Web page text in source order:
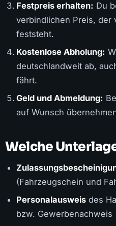
Festpreis erhalten: Du
verbindlichen Preis, der
feststeht.
Kostenlose Abholung:
deutschlandweit ab,
fährt.
Geld und Abmeldung:
auf Wunsch
Welche
(Fahrzeugschein und
Personalausweis des
bzw. Gewerbenachweis